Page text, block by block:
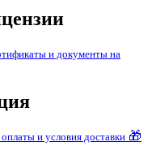
и документы на
и условия доставки 🎁